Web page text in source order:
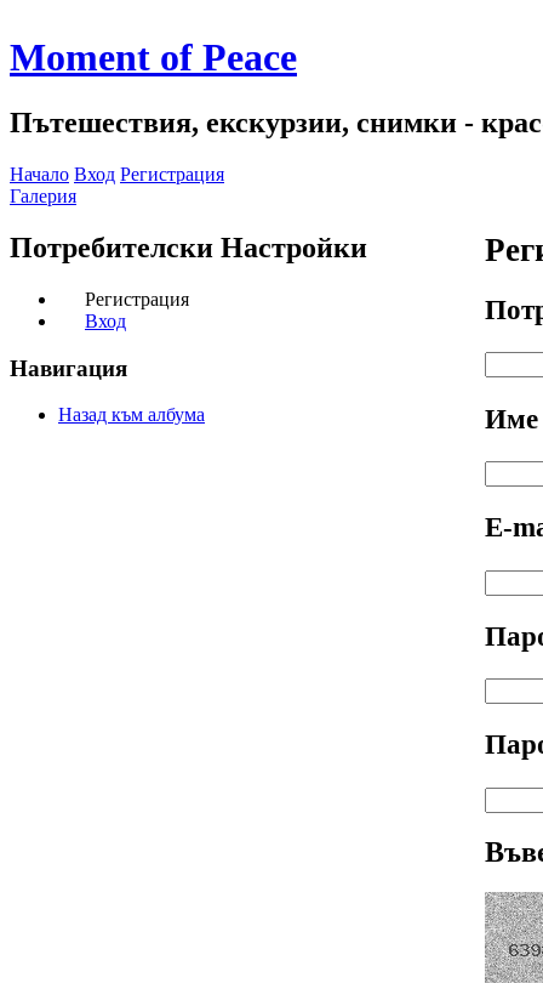
Moment of Peace
Пътешествия, екскурзии, снимки -
Начало Вход Регистрация
Галерия
Потребителски Настройки
Регистрация
Вход
Навигация
Назад към албума
Е-